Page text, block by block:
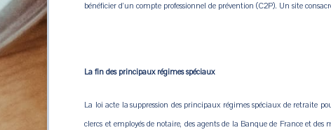
bénéficier d'un compte professionnel de prévention (C2P). Un site
La fin des principaux régimes spéciaux
La loi acte la suppression des principaux régimes spéciaux de retraite
clercs et employés de notaire, des agents de la Banque de France et